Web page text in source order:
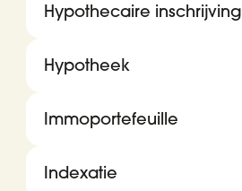
Hypothecaire inschrijving
Hypotheek
Immoportefeuille
Indexatie